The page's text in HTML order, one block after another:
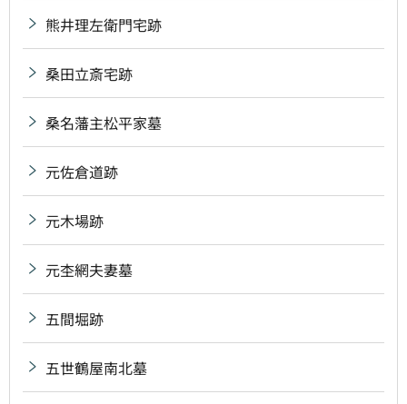
熊井理左衛門宅跡
桑田立斎宅跡
桑名藩主松平家墓
元佐倉道跡
元木場跡
元杢網夫妻墓
五間堀跡
五世鶴屋南北墓